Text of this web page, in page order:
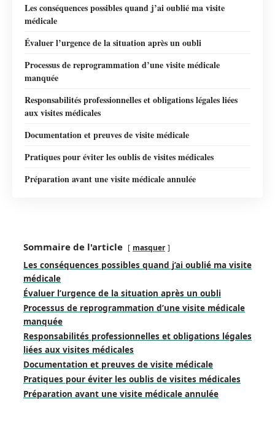
Les conséquences possibles quand j’ai oublié ma visite
médicale
Évaluer l’urgence de la situation après un oubli
Processus de reprogrammation d’une visite médicale
manquée
Responsabilités professionnelles et obligations légales liées
aux visites médicales
Documentation et preuves de visite médicale
Pratiques pour éviter les oublis de visites médicales
Préparation avant une visite médicale annulée
Sommaire de l'article masquer
Les conséquences possibles quand j’ai oublié ma visite
médicale
Évaluer l’urgence de la situation après un oubli
Processus de reprogrammation d’une visite médicale
manquée
Responsabilités professionnelles et obligations légales
liées aux visites médicales
Documentation et preuves de visite médicale
Pratiques pour éviter les oublis de visites médicales
Préparation avant une visite médicale annulée